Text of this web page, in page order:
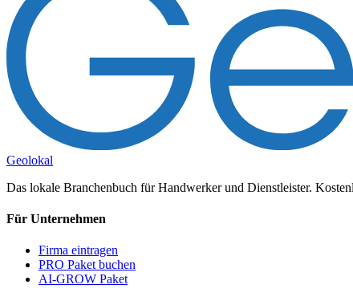
Geolokal
Das lokale Branchenbuch für Handwerker und Dienstleister.
Für Unternehmen
Firma eintragen
PRO Paket buchen
AI-GROW Paket